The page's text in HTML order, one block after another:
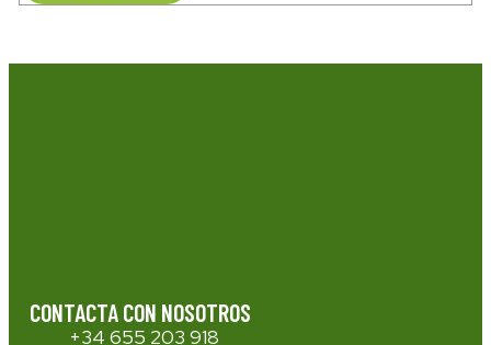
CONTACTA CON NOSOTROS
+34 655 203 918